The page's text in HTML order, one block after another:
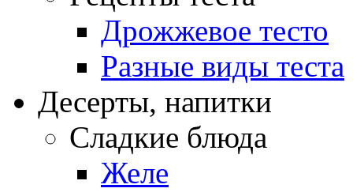
Дрожжевое тесто
Разные виды теста
Десерты, напитки
Сладкие блюда
Желе